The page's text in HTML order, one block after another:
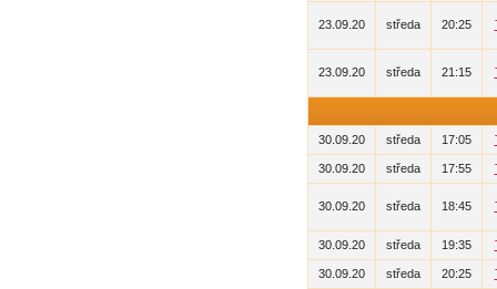
23.09.20 středa 20:25
23.09.20 středa 21:15
30.09.20 středa 17:05
30.09.20 středa 17:55
30.09.20 středa 18:45
30.09.20 středa 19:35
30.09.20 středa 20:25